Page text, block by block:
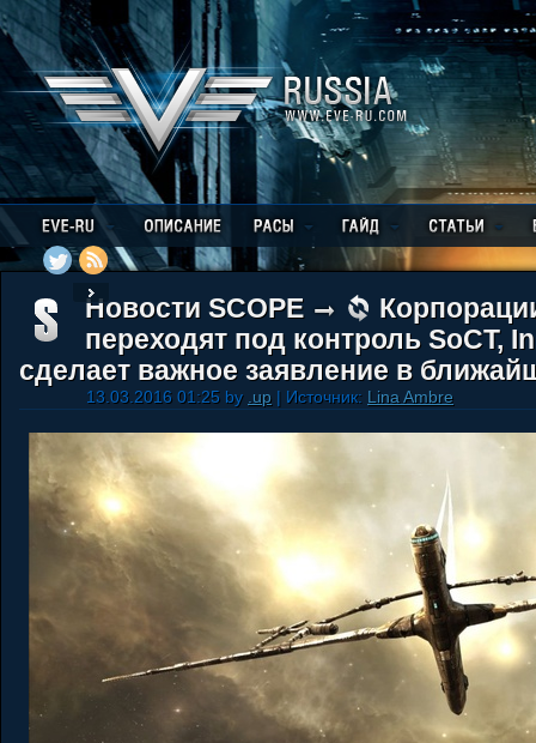
Новости SCOPE
переходят под контроль SoCT,
сделает важное заявление в
13.03.2016 01:25 by .up | Источник: Lina Ambre